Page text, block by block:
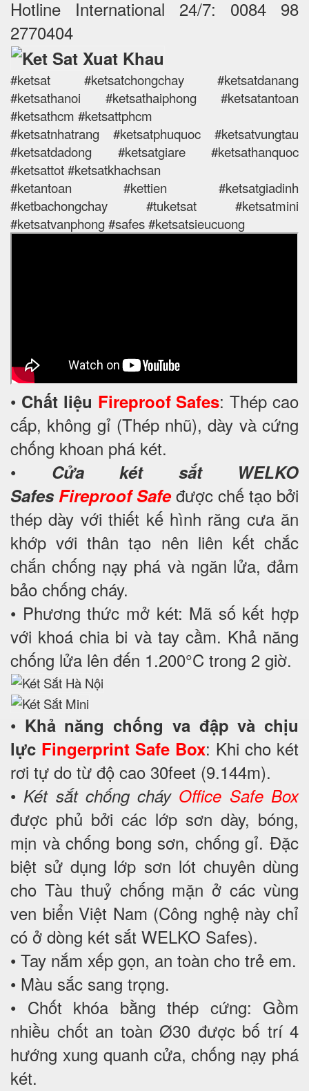
Hotline International 24/7: 0084 98
2770404
#ketsat #ketsatchongchay #ketsatdanang
#ketsathanoi #ketsathaiphong #ketsatantoan
#ketsathcm #ketsattphcm
#ketsatnhatrang #ketsatphuquoc #ketsatvungtau
#ketsatdadong #ketsatgiare #ketsathanquoc
#ketsattot #ketsatkhachsan
#ketantoan #kettien #ketsatgiadinh
#ketbachongchay #tuketsat #ketsatmini
#ketsatvanphong #safes #ketsatsieucuong
• Chất liệu Fireproof Safes: Thép cao
cấp, không gỉ (Thép nhũ), dày và cứng
chống khoan phá két.
• Cửa két sắt WELKO
Safes Fireproof Safeđược chế tạo bởi
thép dày với thiết kế hình răng cưa ăn
khớp với thân tạo nên liên kết chắc
chắn chống nạy phá và ngăn lửa, đảm
bảo chống cháy.
• Phương thức mở két: Mã số kết hợp
với khoá chia bi và tay cầm. Khả năng
chống lửa lên đến 1.200°C trong 2 giờ.
• Khả năng chống va đập và chịu
lực Fingerprint Safe Box: Khi cho két
rơi tự do từ độ cao 30feet (9.144m).
•Két sắt chống cháy Office Safe Box
được phủ bởi các lớp sơn dày, bóng,
mịn và chống bong sơn, chống gỉ. Đặc
biệt sử dụng lớp sơn lót chuyên dùng
cho Tàu thuỷ chống mặn ở các vùng
ven biển Việt Nam (Công nghệ này chỉ
có ở dòng két sắt WELKO Safes).
• Tay nắm xếp gọn, an toàn cho trẻ em.
• Màu sắc sang trọng.
• Chốt khóa bằng thép cứng: Gồm
nhiều chốt an toàn Ø30 được bố trí 4
hướng xung quanh cửa, chống nạy phá
két.